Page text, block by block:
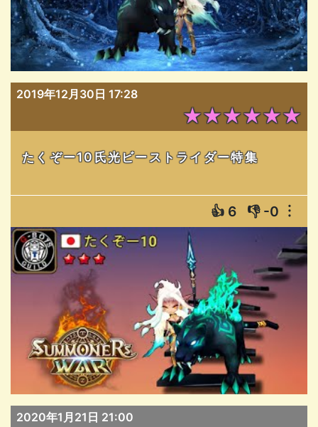
2019年12月30日 17:28
★★★★★★
たくぞー10氏光ビーストライダー特集
👍 6 👎 -0 ︙
2020年1月21日 21:00